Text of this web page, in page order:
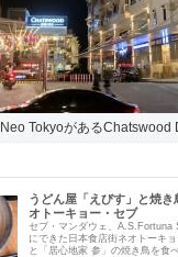
Neo TokyoがあるChatswood
うどん屋「えびす」と焼
オトーキョー・セブ
セブ・マンダウェ、
にできた日本食店街ネオトーキ
と「居心地家 参」の焼き鳥を食